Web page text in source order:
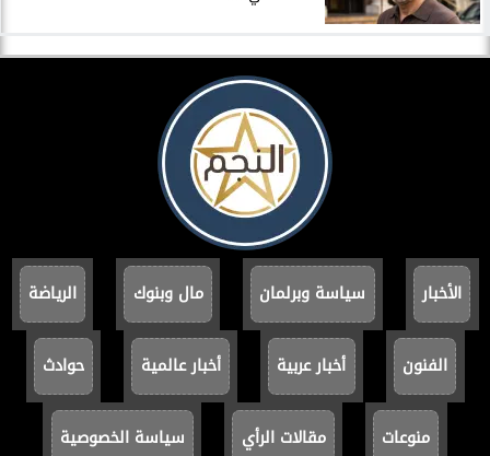
الأخبار سياسة وبرلمان مال وبنوك الرياضة
الفنون أخبار عربية أخبار عالمية حوادث
منوعات مقالات الرأي سياسة الخصوصية